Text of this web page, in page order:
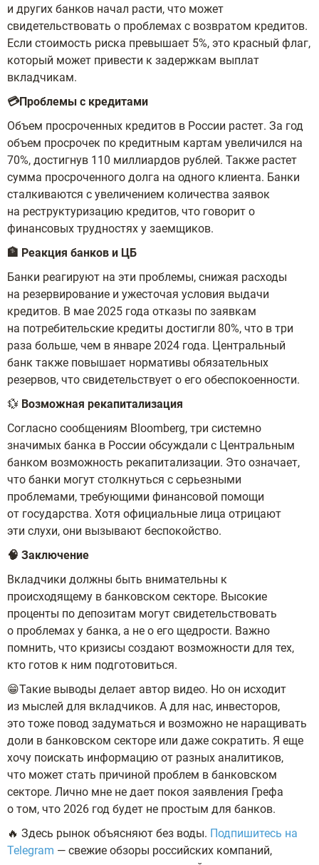
и других банков начал расти, что может
свидетельствовать о проблемах с возвратом кредитов.
Если стоимость риска превышает 5%, это красный флаг,
который может привести к задержкам выплат
вкладчикам.
💳Проблемы с кредитами
Объем просроченных кредитов в России растет. За год
объем просрочек по кредитным картам увеличился на
70%, достигнув 110 миллиардов рублей. Также растет
сумма просроченного долга на одного клиента. Банки
сталкиваются с увеличением количества заявок
на реструктуризацию кредитов, что говорит о
финансовых трудностях у заемщиков.
🏦 Реакция банков и ЦБ
Банки реагируют на эти проблемы, снижая расходы
на резервирование и ужесточая условия выдачи
кредитов. В мае 2025 года отказы по заявкам
на потребительские кредиты достигли 80%, что в три
раза больше, чем в январе 2024 года. Центральный
банк также повышает нормативы обязательных
резервов, что свидетельствует о его обеспокоенности.
💱 Возможная рекапитализация
Согласно сообщениям Bloomberg, три системно
значимых банка в России обсуждали с Центральным
банком возможность рекапитализации. Это означает,
что банки могут столкнуться с серьезными
проблемами, требующими финансовой помощи
от государства. Хотя официальные лица отрицают
эти слухи, они вызывают беспокойство.
🧠 Заключение
Вкладчики должны быть внимательны к
происходящему в банковском секторе. Высокие
проценты по депозитам могут свидетельствовать
о проблемах у банка, а не о его щедрости. Важно
помнить, что кризисы создают возможности для тех,
кто готов к ним подготовиться.
😁Такие выводы делает автор видео. Но он исходит
из мыслей для вкладчиков. А для нас, инвесторов,
это тоже повод задуматься и возможно не наращивать
доли в банковском секторе или даже сократить. Я еще
хочу поискать информацию от разных аналитиков,
что может стать причиной проблем в банковском
секторе. Лично мне не дает покоя заявления Грефа
о том, что 2026 год будет не простым для банков.
🔥 Здесь рынок объясняют без воды. Подпишитесь на
Telegram — свежие обзоры российских компаний,